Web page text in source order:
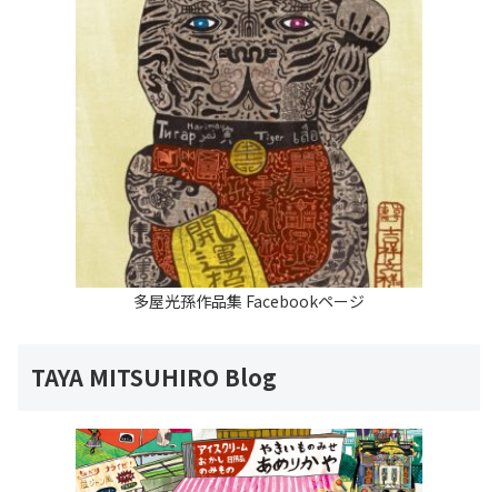
多屋光孫作品集 Facebookページ
TAYA MITSUHIRO Blog